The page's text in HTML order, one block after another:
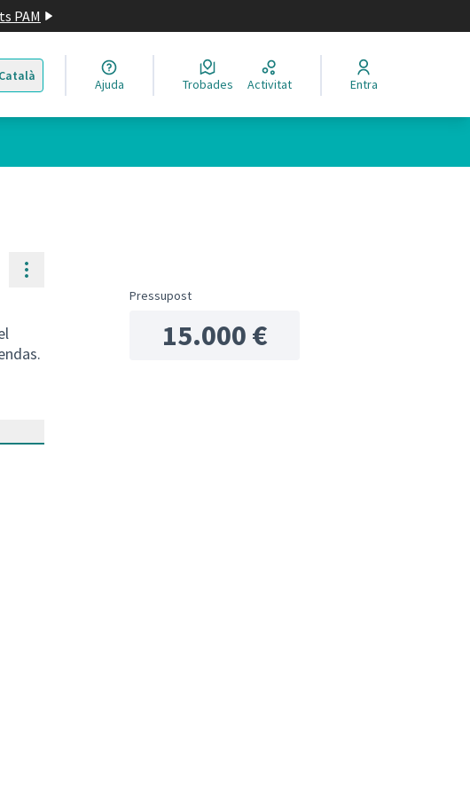
PAM
Català
la llengua Elegir el idioma
Ajuda Trobades Activitat Entra
Controls de recursos
Pressupost
15.000 €